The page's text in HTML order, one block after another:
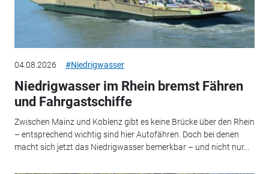
04.08.2026 #Niedrigwasser
Niedrigwasser im Rhein bremst Fähren
und Fahrgastschiffe
Zwischen Mainz und Koblenz gibt es keine Brücke über den Rhein
– entsprechend wichtig sind hier Autofähren. Doch bei denen
macht sich jetzt das Niedrigwasser bemerkbar – und nicht nur...